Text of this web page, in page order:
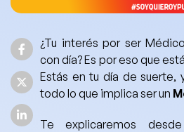
¿Tu interés por ser
con día?Es por eso que
Estás en tu día de suerte,
todo lo que implica ser un
Te explicaremos